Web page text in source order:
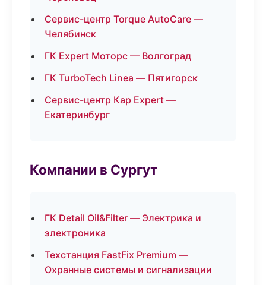
Сервис-центр Torque AutoCare —
Челябинск
ГК Expert Моторс — Волгоград
ГК TurboTech Linea — Пятигорск
Сервис-центр Кар Expert —
Екатеринбург
Компании в Сургут
ГК Detail Oil&Filter — Электрика и
электроника
Техстанция FastFix Premium —
Охранные системы и сигнализации